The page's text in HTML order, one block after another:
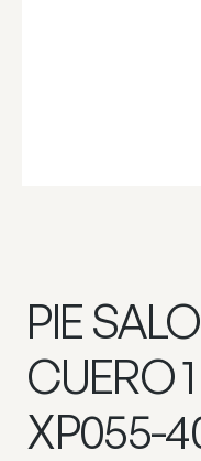
PIE
CUERO
XP055-